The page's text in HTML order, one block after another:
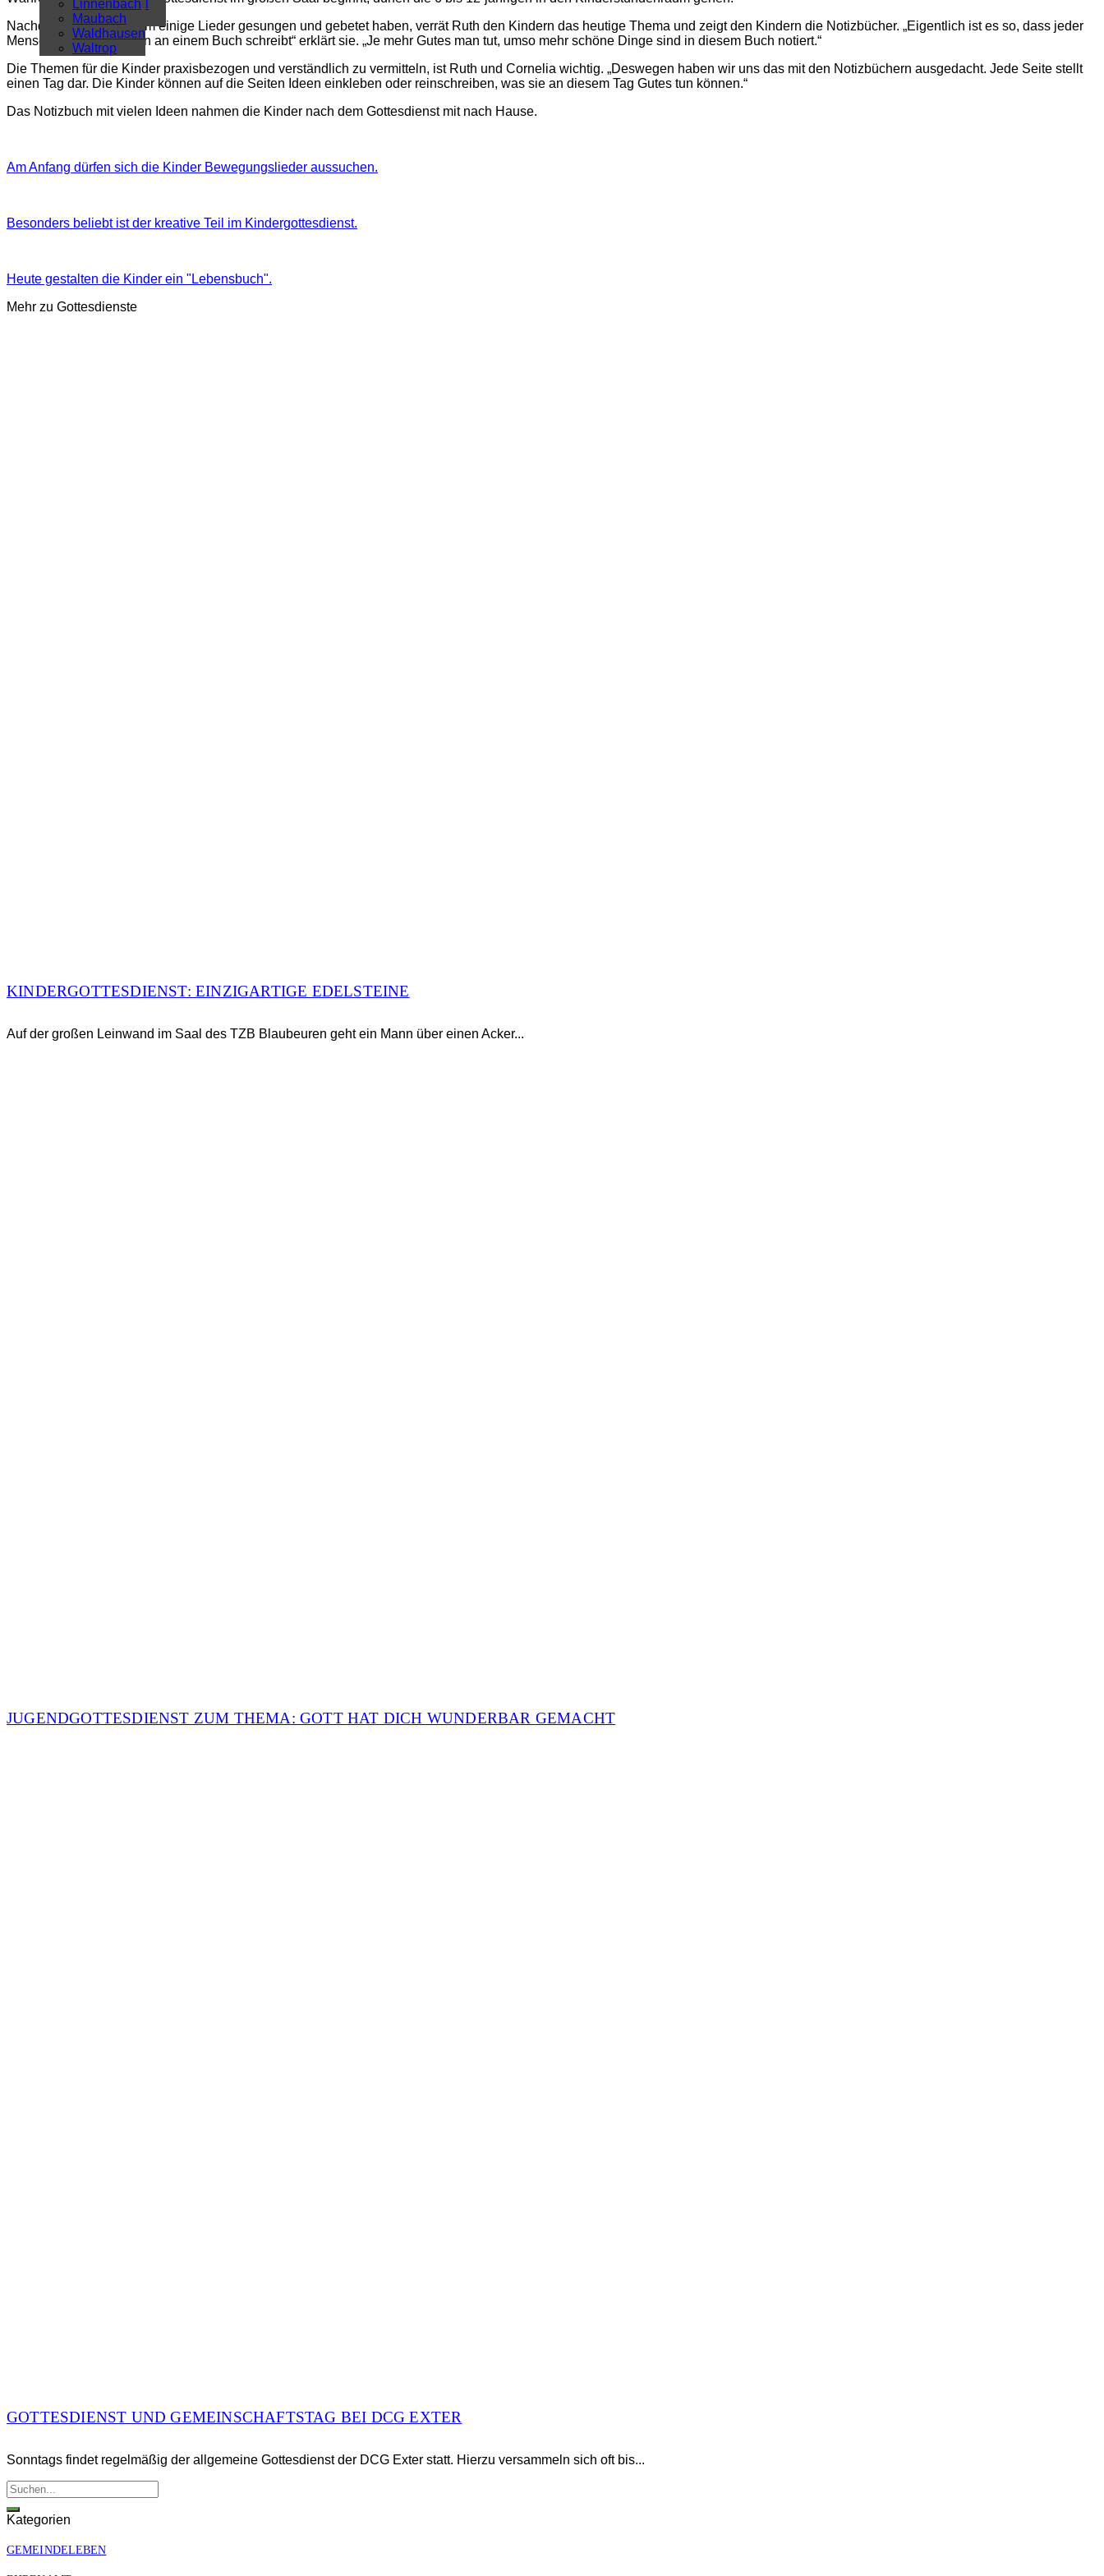
Überregional
Alle Artikel
Linnenbach
Maubach
Waldhausen
Waltrop
Nachdem sie gemeinsam einige Lieder gesungen und gebetet haben, verrät Ruth den Kindern das heutige Thema und zeigt den Kindern die Notizbücher. „Eigentlich ist es so, dass jeder
Mensch mit seinen Taten an einem Buch schreibt“ erklärt sie. „Je mehr Gutes man tut, umso mehr schöne Dinge sind in diesem Buch notiert.“
Die Themen für die Kinder praxisbezogen und verständlich zu vermitteln, ist Ruth und Cornelia wichtig. „Deswegen haben wir uns das mit den Notizbüchern ausgedacht. Jede Seite stellt
einen Tag dar. Die Kinder können auf die Seiten Ideen einkleben oder reinschreiben, was sie an diesem Tag Gutes tun können.“
Das Notizbuch mit vielen Ideen nahmen die Kinder nach dem Gottesdienst mit nach Hause.
Am Anfang dürfen sich die Kinder Bewegungslieder aussuchen.
Besonders beliebt ist der kreative Teil im Kindergottesdienst.
Heute gestalten die Kinder ein "Lebensbuch".
Mehr zu Gottesdienste
KINDERGOTTESDIENST: EINZIGARTIGE EDELSTEINE
Auf der großen Leinwand im Saal des TZB Blaubeuren geht ein Mann über einen Acker...
JUGENDGOTTESDIENST ZUM THEMA: GOTT HAT DICH WUNDERBAR GEMACHT
GOTTESDIENST UND GEMEINSCHAFTSTAG BEI DCG EXTER
Sonntags findet regelmäßig der allgemeine Gottesdienst der DCG Exter statt. Hierzu versammeln sich oft bis...
Kategorien
GEMEINDELEBEN